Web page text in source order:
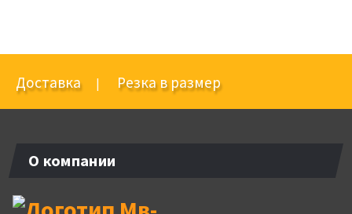
Доставка| Резка в размер
О компании